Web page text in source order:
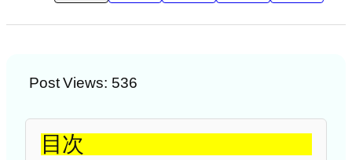
Post Views: 536
目次